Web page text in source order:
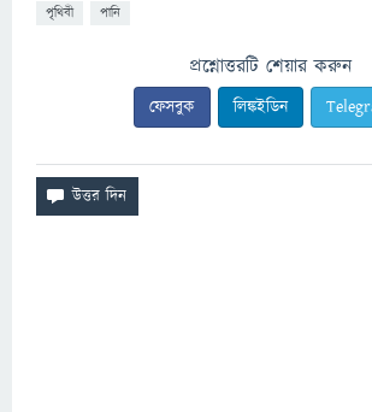
পৃথিবী পানি
প্রশ্নোত্তরটি শেয়ার করুন
ফেসবুক লিঙ্কইডিন